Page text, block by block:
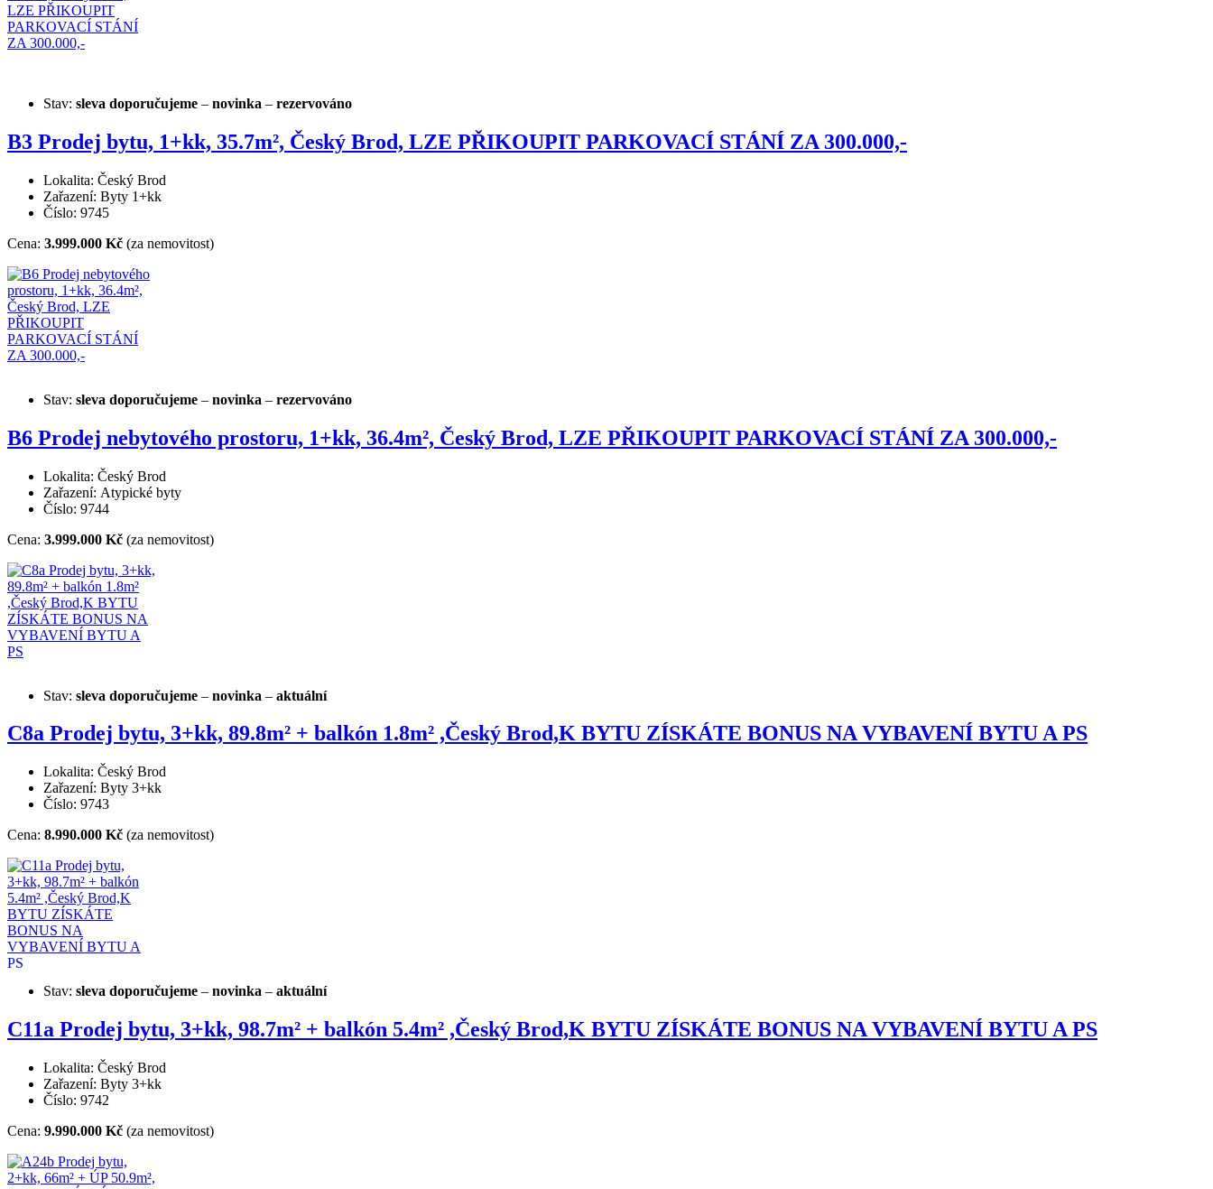
Stav: sleva doporučujeme – novinka – rezervováno
B3 Prodej bytu, 1+kk, 35.7m², Český Brod, LZE PŘIKOUPIT PARKOVACÍ STÁNÍ ZA 300.000,-
Lokalita: Český Brod
Zařazení: Byty 1+kk
Číslo: 9745
Cena: 3.999.000 Kč (za nemovitost)
Stav: sleva doporučujeme – novinka – rezervováno
B6 Prodej nebytového prostoru, 1+kk, 36.4m², Český Brod, LZE PŘIKOUPIT PARKOVACÍ STÁNÍ ZA 300.000,-
Lokalita: Český Brod
Zařazení: Atypické byty
Číslo: 9744
Cena: 3.999.000 Kč (za nemovitost)
Stav: sleva doporučujeme – novinka – aktuální
C8a Prodej bytu, 3+kk, 89.8m² + balkón 1.8m² ,Český Brod,K BYTU ZÍSKÁTE BONUS NA VYBAVENÍ BYTU A PS
Lokalita: Český Brod
Zařazení: Byty 3+kk
Číslo: 9743
Cena: 8.990.000 Kč (za nemovitost)
Stav: sleva doporučujeme – novinka – aktuální
C11a Prodej bytu, 3+kk, 98.7m² + balkón 5.4m² ,Český Brod,K BYTU ZÍSKÁTE BONUS NA VYBAVENÍ BYTU A PS
Lokalita: Český Brod
Zařazení: Byty 3+kk
Číslo: 9742
Cena: 9.990.000 Kč (za nemovitost)